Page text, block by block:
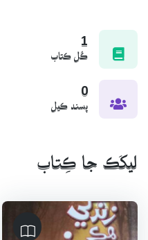
1
ڪُل ڪتاب
0
پسند ڪيل
ليکَڪ جا ڪِتاب